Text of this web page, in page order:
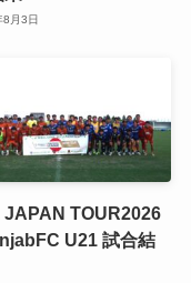
月3日
JAPAN TOUR2026
U21 試合結